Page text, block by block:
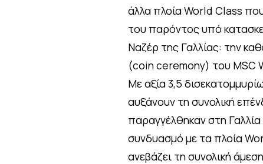
άλλα πλοία World Class
του παρόντος υπό
Ναζέρ της Γαλλίας: την
(coin ceremony) του MSC
Με αξία 3,5
αυξάνουν τη συνολική
παραγγέλθηκαν στη
συνδυασμό με τα πλοία
ανεβάζει τη συνολική